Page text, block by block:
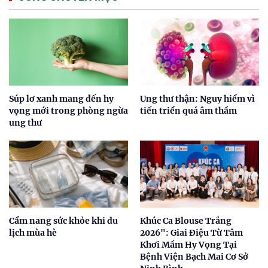
Súp lơ xanh mang đến hy
vọng mới trong phòng ngừa
ung thư
Ung thư thận: Nguy hiểm vì
tiến triển quá âm thầm
Cẩm nang sức khỏe khi du
lịch mùa hè
Khúc Ca Blouse Trắng
2026": Giai Điệu Từ Tâm
Khơi Mầm Hy Vọng Tại
Bệnh Viện Bạch Mai Cơ Sở